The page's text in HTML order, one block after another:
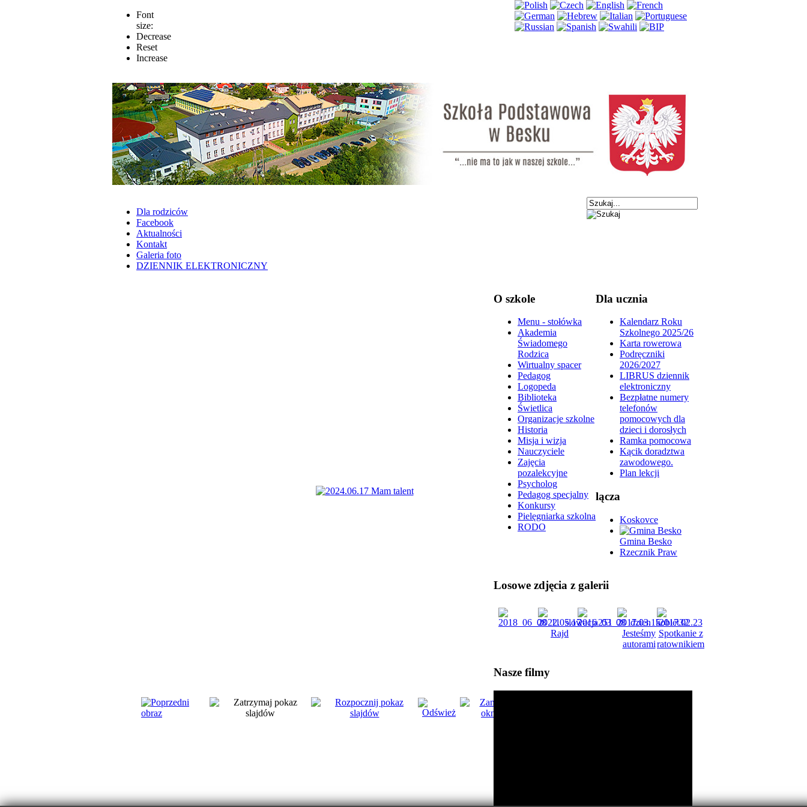
Font
size:
Decrease
Reset
Increase
Dla rodziców
Facebook
Aktualności
Kontakt
Galeria foto
DZIENNIK ELEKTRONICZNY
O szkole
Menu - stołówka
Akademia
Świadomego
Rodzica
Wirtualny spacer
Pedagog
Logopeda
Biblioteka
Świetlica
Organizacje szkolne
Historia
Misja i wizja
Nauczyciele
Zajęcia
pozalekcyjne
Psycholog
Pedagog specjalny
Konkursy
Pielęgniarka szkolna
RODO
Dla ucznia
Kalendarz Roku
Szkolnego 2025/26
Karta rowerowa
Podręczniki
2026/2027
LIBRUS dziennik
elektroniczny
Bezpłatne numery
telefonów
pomocowych dla
dzieci i dorosłych
Ramka pomocowa
Kącik doradztwa
zawodowego.
Plan lekcji
lącza
Koskovce
Gmina Besko
Rzecznik Praw
Losowe zdjęcia z galerii
Nasze filmy